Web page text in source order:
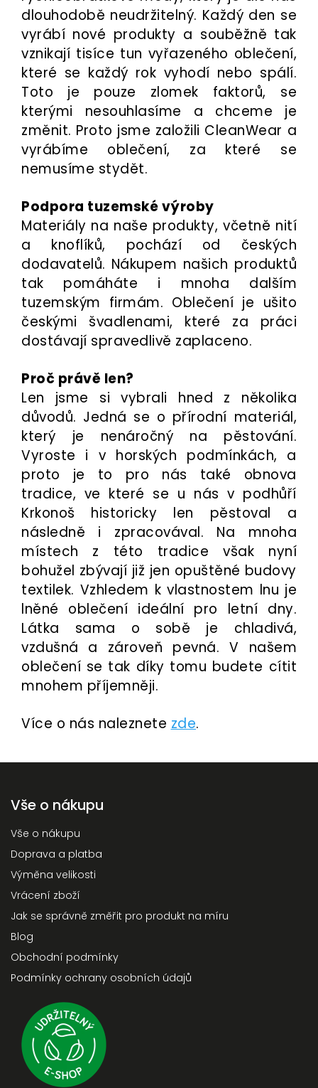
dlouhodobě neudržitelný. Každý den se
vyrábí nové produkty a souběžně tak
vznikají tisíce tun vyřazeného oblečení,
které se každý rok vyhodí nebo spálí.
Toto je pouze zlomek faktorů, se
kterými nesouhlasíme a chceme je
změnit. Proto jsme založili CleanWear a
vyrábíme oblečení, za které se
nemusíme stydět.
Podpora tuzemské výroby
Materiály na naše produkty, včetně nití
a knoflíků, pochází od českých
dodavatelů. Nákupem našich produktů
tak pomáháte i mnoha dalším
tuzemským firmám. Oblečení je ušito
českými švadlenami, které za práci
dostávají spravedlivě zaplaceno.
Proč právě len?
Len jsme si vybrali hned z několika
důvodů. Jedná se o přírodní materiál,
který je nenáročný na pěstování.
Vyroste i v horských podmínkách, a
proto je to pro nás také obnova
tradice, ve které se u nás v podhůří
Krkonoš historicky len pěstoval a
následně i zpracovával. Na mnoha
místech z této tradice však nyní
bohužel zbývají již jen opuštěné budovy
textilek. Vzhledem k vlastnostem lnu je
lněné oblečení ideální pro letní dny.
Látka sama o sobě je chladivá,
vzdušná a zároveň pevná. V našem
oblečení se tak díky tomu budete cítit
mnohem příjemněji.
Více o nás naleznete zde.
Vše o nákupu
Vše o nákupu
Doprava a platba
Výměna velikosti
Vrácení zboží
Jak se správně změřit pro produkt na míru
Blog
Obchodní podmínky
Podmínky ochrany osobních údajů